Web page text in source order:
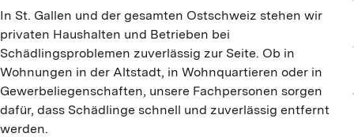
In St. Gallen und der gesamten Ostschweiz stehen wir
privaten Haushalten und Betrieben bei
Schädlingsproblemen zuverlässig zur Seite. Ob in
Wohnungen in der Altstadt, in Wohnquartieren oder in
Gewerbeliegenschaften, unsere Fachpersonen sorgen
dafür, dass Schädlinge schnell und zuverlässig entfernt
werden.